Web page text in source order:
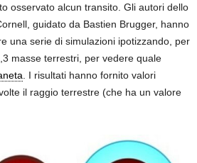
osservato alcun transito. Gli autori dello
guidato da Bastien Brugger, hanno
una serie di simulazioni ipotizzando, per
masse terrestri, per vedere quale
. I risultati hanno fornito valori
il raggio terrestre (che ha un valore